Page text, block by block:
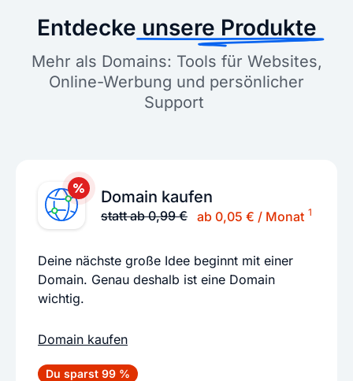
Entdecke unsere Produkte
Mehr als Domains: Tools für Websites,
Online-Werbung und persönlicher
Support
Domain kaufen
statt ab 0,99 € ab 0,05 € / Monat 1
Deine nächste große Idee beginnt mit einer
Domain. Genau deshalb ist eine Domain
wichtig.
Domain kaufen
Du sparst 99 %